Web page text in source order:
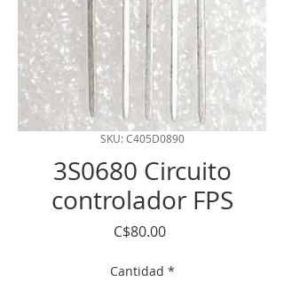
SKU: C405D0890
3S0680 Circuito
controlador FPS
C$80.00Precio
Cantidad *